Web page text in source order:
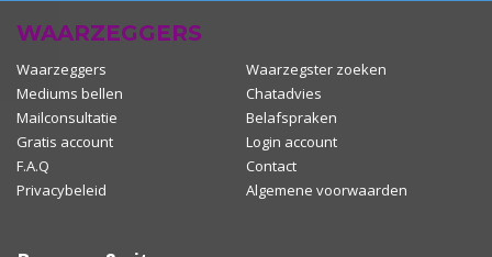
WAARZEGGERS
Waarzeggers
Waarzegster zoeken
Mediums bellen
Chatadvies
Mailconsultatie
Belafspraken
Gratis account
Login account
F.A.Q
Contact
Privacybeleid
Algemene voorwaarden